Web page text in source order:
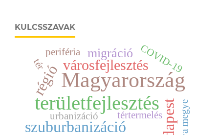
KULCSSZAVAK
Magyarország
területfejlesztés
szuburbanizáció
régió városfejlesztés
migráció COVID-19
urbanizáció
tér
tértermelés
periféria